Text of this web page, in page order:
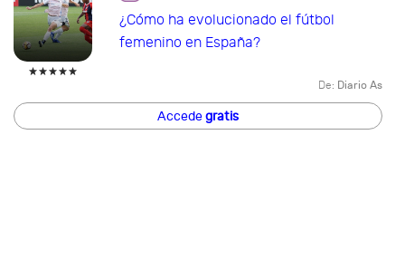
¿Cómo ha evolucionado el fútbol
femenino en España?
De: Diario As
Accedegratis